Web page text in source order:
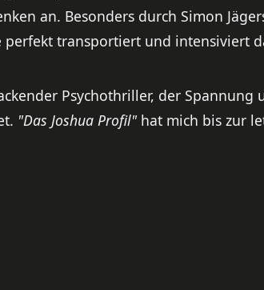
an. Besonders durch Simon
perfekt transportiert und intensiviert
Psychothriller, der Spannung
"Das Joshua Profil"hat mich bis zur